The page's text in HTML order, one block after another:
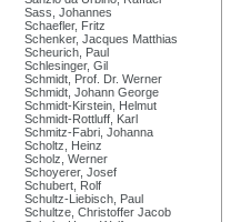
Sass, Johannes
Schaefler, Fritz
Schenker, Jacques Matthias
Scheurich, Paul
Schlesinger, Gil
Schmidt, Prof. Dr. Werner
Schmidt, Johann George
Schmidt-Kirstein, Helmut
Schmidt-Rottluff, Karl
Schmitz-Fabri, Johanna
Scholtz, Heinz
Scholz, Werner
Schoyerer, Josef
Schubert, Rolf
Schultz-Liebisch, Paul
Schultze, Christoffer Jacob